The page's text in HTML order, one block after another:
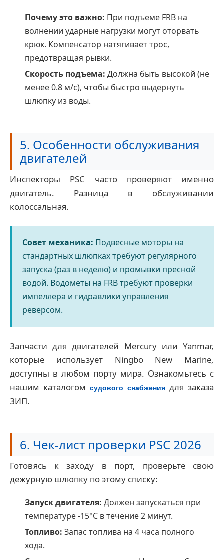
Почему это важно: При подъеме FRB на
волнении ударные нагрузки могут оторвать
крюк. Компенсатор натягивает трос,
предотвращая рывки.
Скорость подъема: Должна быть высокой (не
менее 0.8 м/с), чтобы быстро выдернуть
шлюпку из воды.
5. Особенности обслуживания
двигателей
Инспекторы PSC часто проверяют именно
двигатель. Разница в обслуживании
колоссальная.
Совет механика: Подвесные моторы на
стандартных шлюпках требуют регулярного
запуска (раз в неделю) и промывки пресной
водой. Водометы на FRB требуют проверки
импеллера и гидравлики управления
реверсом.
Запчасти для двигателей Mercury или Yanmar,
которые использует Ningbo New Marine,
доступны в любом порту мира. Ознакомьтесь с
нашим каталогом
судового снабжения для заказа
ЗИП.
6. Чек-лист проверки PSC 2026
Готовясь к заходу в порт, проверьте свою
дежурную шлюпку по этому списку:
Запуск двигателя: Должен запускаться при
температуре -15°C в течение 2 минут.
Топливо: Запас топлива на 4 часа полного
хода.